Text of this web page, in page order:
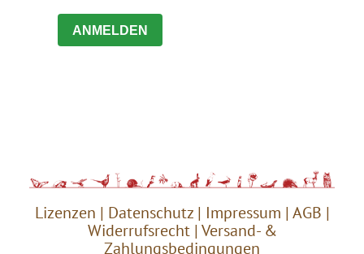
Lizenzen | Datenschutz| Impressum | AGB |
Widerrufsrecht| Versand- &
Zahlungsbedingungen